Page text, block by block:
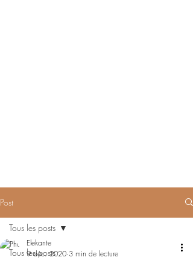
Post
Tous les posts
Tous les posts
Elekante
9 déc. 2020 3 min de lecture